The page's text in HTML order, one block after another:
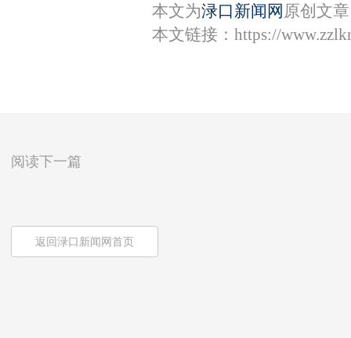
本文为渌口新闻网 原创文
本文链接： https://
阅读下一篇
返回渌口新闻网首页